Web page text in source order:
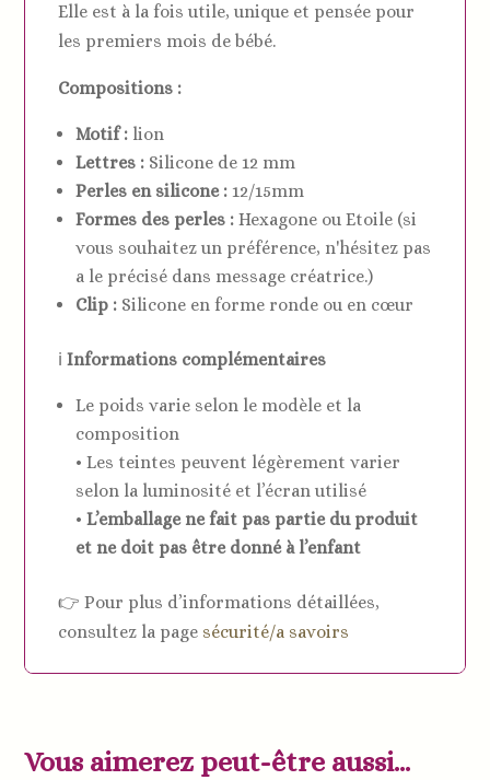
Elle est à la fois utile, unique et pensée pour
les premiers mois de bébé.
Compositions :
Motif : lion
Lettres : Silicone de 12 mm
Perles en silicone : 12/15mm
Formes des perles :Hexagone ou Etoile (si
vous souhaitez un préférence, n'hésitez pas
a le précisé dans message créatrice.)
Clip : Silicone en forme ronde ou en cœur
ℹ️Informations complémentaires
Le poids varie selon le modèle et la
composition
• Les teintes peuvent légèrement varier
selon la luminosité et l’écran utilisé
•L’emballage ne fait pas partie du produit
et ne doit pas être donné à l’enfant
👉 Pour plus d’informations détaillées,
consultez la page sécurité/a savoirs
Vous aimerez peut-être aussi…